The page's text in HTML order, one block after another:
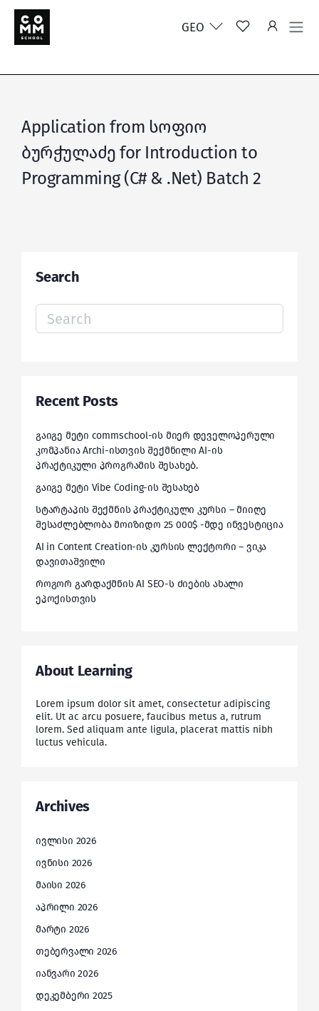
GEO
Application from სოფიო
ბურჭულაძე for Introduction to
Programming (C# & .Net) Batch 2
Search
Search
for:
Recent Posts
გაიგე მეტი commschool-ის მიერ დეველოპერული
კომპანია Archi-ისთვის შექმნილი AI-ის
პრაქტიკული პროგრამის შესახებ.
გაიგე მეტი Vibe Coding-ის შესახებ
სტარტაპის შექმნის პრაქტიკული კურსი – მიიღე
შესაძლებლობა მოიზიდო 25 000$ -მდე ინვესტიცია
AI in Content Creation-ის კურსის ლექტორი – ვიკა
დავითაშვილი
როგორ გარდაქმნის AI SEO-ს ძიების ახალი
ეპოქისთვის
About Learning
Lorem ipsum dolor sit amet, consectetur adipiscing
elit. Ut ac arcu posuere, faucibus metus a, rutrum
lorem. Sed aliquam ante ligula, placerat mattis nibh
luctus vehicula.
Archives
ივლისი 2026
ივნისი 2026
მაისი 2026
აპრილი 2026
მარტი 2026
თებერვალი 2026
იანვარი 2026
დეკემბერი 2025